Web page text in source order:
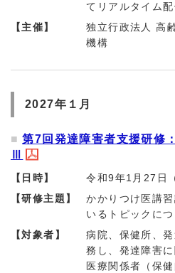
てリアルタイム
【主催】
独立行政法人 高
機構
2027年１月
第7回発達障害者支援研修
【日時】
令和9年1月27日
【研修主題】
かかりつけ医講
いるトピックに
【対象者】
病院、保健所、
務し、発達障害
医療関係者（保